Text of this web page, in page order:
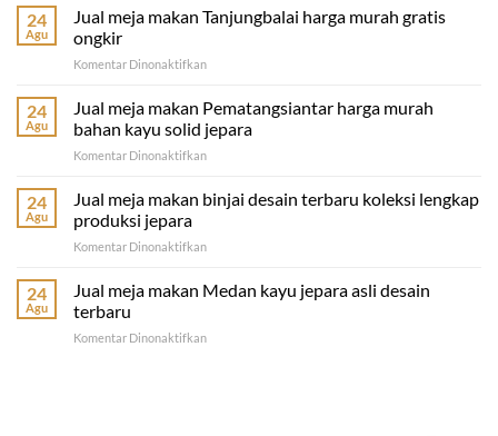
meja
makan
Tinggi
murah
gratis
ongkir
24
Agu
Jual meja makan Tanjungbalai harga murah gratis
ongkir
Komentar Dinonaktifkanpada
meja
makan
Tanjungbalai
harga
gratis
ongkir
24
Agu
Jual meja makan Pematangsiantar harga murah
bahan kayu solid jepara
Komentar Dinonaktifkanpada
meja
makan
harga
bahan
jepara
24
Agu
Jual meja makan binjai desain terbaru koleksi lengkap
produksi jepara
Komentar Dinonaktifkanpada
meja
makan
desain
24
Agu
Jual meja makan Medan kayu jepara asli desain
terbaru
Komentar Dinonaktifkanpada